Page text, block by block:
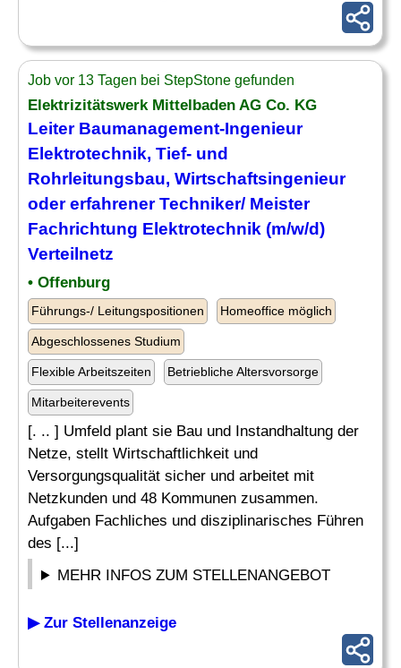
Job vor 13 Tagen bei StepStone gefunden
Elektrizitätswerk Mittelbaden AG Co. KG
Leiter Baumanagement-Ingenieur
Elektrotechnik, Tief- und
Rohrleitungsbau, Wirtschaftsingenieur
oder erfahrener Techniker/ Meister
Fachrichtung Elektrotechnik (m/w/d)
Verteilnetz
• Offenburg
Führungs-/ Leitungspositionen Homeoffice möglich
Abgeschlossenes Studium
Flexible Arbeitszeiten Betriebliche Altersvorsorge
Mitarbeiterevents
[. .. ] Umfeld plant sie Bau und Instandhaltung der
Netze, stellt Wirtschaftlichkeit und
Versorgungsqualität sicher und arbeitet mit
Netzkunden und 48 Kommunen zusammen.
Aufgaben Fachliches und disziplinarisches Führen
des [...]
MEHR INFOS ZUM STELLENANGEBOT
▶ Zur Stellenanzeige